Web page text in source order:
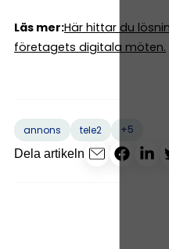
Läs mer:Här hittar du
företagets digitala möten.
annons tele2
+5
Dela artikeln